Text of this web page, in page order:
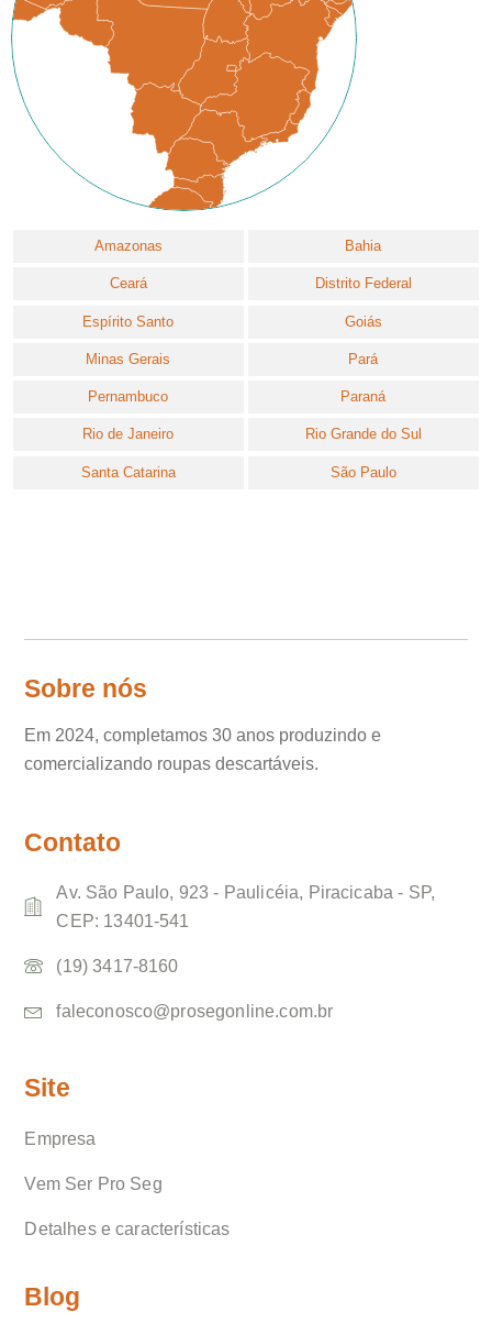
Amazonas Bahia
Ceará Distrito Federal
Espírito Santo Goiás
Minas Gerais Pará
Pernambuco Paraná
Rio de Janeiro Rio Grande do Sul
Santa Catarina São Paulo
Sobre nós
Em 2024, completamos 30 anos produzindo e
comercializando roupas descartáveis.
Contato
Av. São Paulo, 923 - Paulicéia, Piracicaba - SP,
CEP: 13401-541
(19) 3417-8160
faleconosco@prosegonline.com.br
Site
Empresa
Vem Ser Pro Seg
Detalhes e características
Blog